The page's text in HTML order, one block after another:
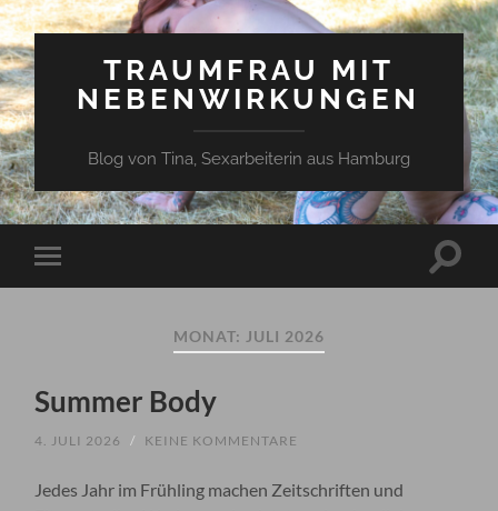
TRAUMFRAU MIT
NEBENWIRKUNGEN
Blog von Tina, Sexarbeiterin aus Hamburg
Mobile-
Menü
MONAT: JULI 2026
Summer Body
4. JULI 2026 / KEINE KOMMENTARE
Jedes Jahr im Frühling machen Zeitschriften und